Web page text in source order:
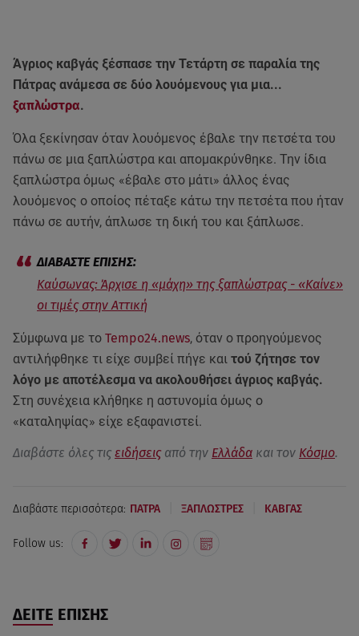
Άγριος καβγάς ξέσπασε την Τετάρτη σε παραλία της
Πάτρας ανάμεσα σε δύο λουόμενους για μια...
ξαπλώστρα.
Όλα ξεκίνησαν όταν λουόμενος έβαλε την πετσέτα του
πάνω σε μια ξαπλώστρα και απομακρύνθηκε. Την ίδια
ξαπλώστρα όμως «έβαλε στο μάτι» άλλος ένας
λουόμενος ο οποίος πέταξε κάτω την πετσέτα που ήταν
πάνω σε αυτήν, άπλωσε τη δική του και ξάπλωσε.
Καύσωνας: Άρχισε η «μάχη» της ξαπλώστρας - «Καίνε»
οι τιμές στην Αττική
Σύμφωνα με το Tempo24.news, όταν ο προηγούμενος
αντιλήφθηκε τι είχε συμβεί πήγε και τού ζήτησε τον
λόγο με αποτέλεσμα να ακολουθήσει άγριος καβγάς.
Στη συνέχεια κλήθηκε η αστυνομία όμως ο
«καταληψίας» είχε εξαφανιστεί.
Διαβάστε όλες τις ειδήσεις από την Ελλάδα και τον Κόσμο.
Διαβάστε περισσότερα: ΠΑΤΡΑ ΞΑΠΛΩΣΤΡΕΣ ΚΑΒΓΑΣ
Follow us:
ΔΕΙΤΕ ΕΠΙΣΗΣ